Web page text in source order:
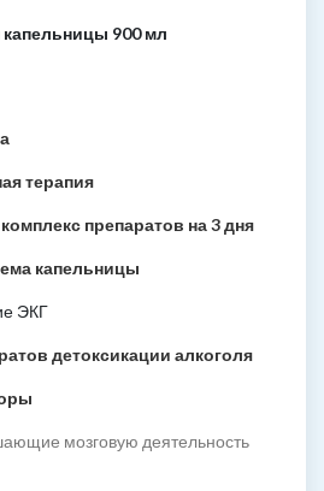
900 мл
терапия
препаратов на 3 дня
капельницы
ЭКГ
детоксикации алкоголя
мозговую деятельность